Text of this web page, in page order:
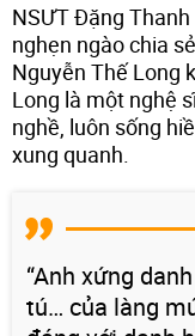
NSƯT Đặng
nghẹn ngào chia
Nguyễn Thế Long
Long là một nghệ
nghề, luôn sống
xung quanh.
“Anh xứng
tú… của làng